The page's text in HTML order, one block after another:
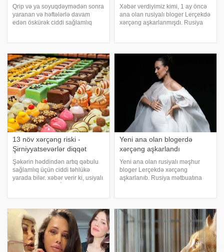
Qrip və ya soyuqdəymədən sonra
yaranan və həftələrlə davam
edən öskürək ciddi sağlamlıq
şərbətlər və ya bitki üsulları il
Xəbər verdiyimiz kimi, 1 ay öncə
ana olan rusiyalı bloger Lerçekdə
xərçəng aşkarlanmışdı. Rusiya
bildirilib. Hazırda ev həbsind
13 növ xərçəng riski -
Şirniyyatsevərlər diqqət
Şəkərin həddindən artıq qəbulu
sağlamlıq üçün ciddi təhlükə
yarada bilər. xəbər verir ki, usiyalı
növünün yaranma riskin
Yeni ana olan blogerdə
xərçəng aşkarlandı
Yeni ana olan rusiyalı məşhur
bloger Lerçekdə xərçəng
aşkarlanıb. Rusiya mətbuatına
dünyaya gələn körpəsinə isə
atası baxır